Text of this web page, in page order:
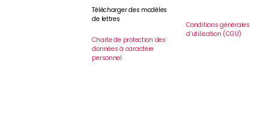
Télécharger des modèles
de lettres
Charte de protection des
données à caractère
personnel
Conditions générales
d’utilisation (CGU)